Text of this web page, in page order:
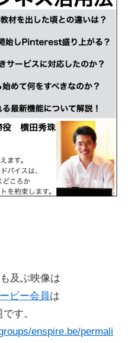
及ぶ映像は
ビー会員は
す。
enspire.be/permali